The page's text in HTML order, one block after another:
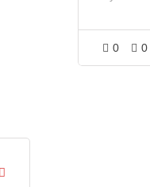
0 0